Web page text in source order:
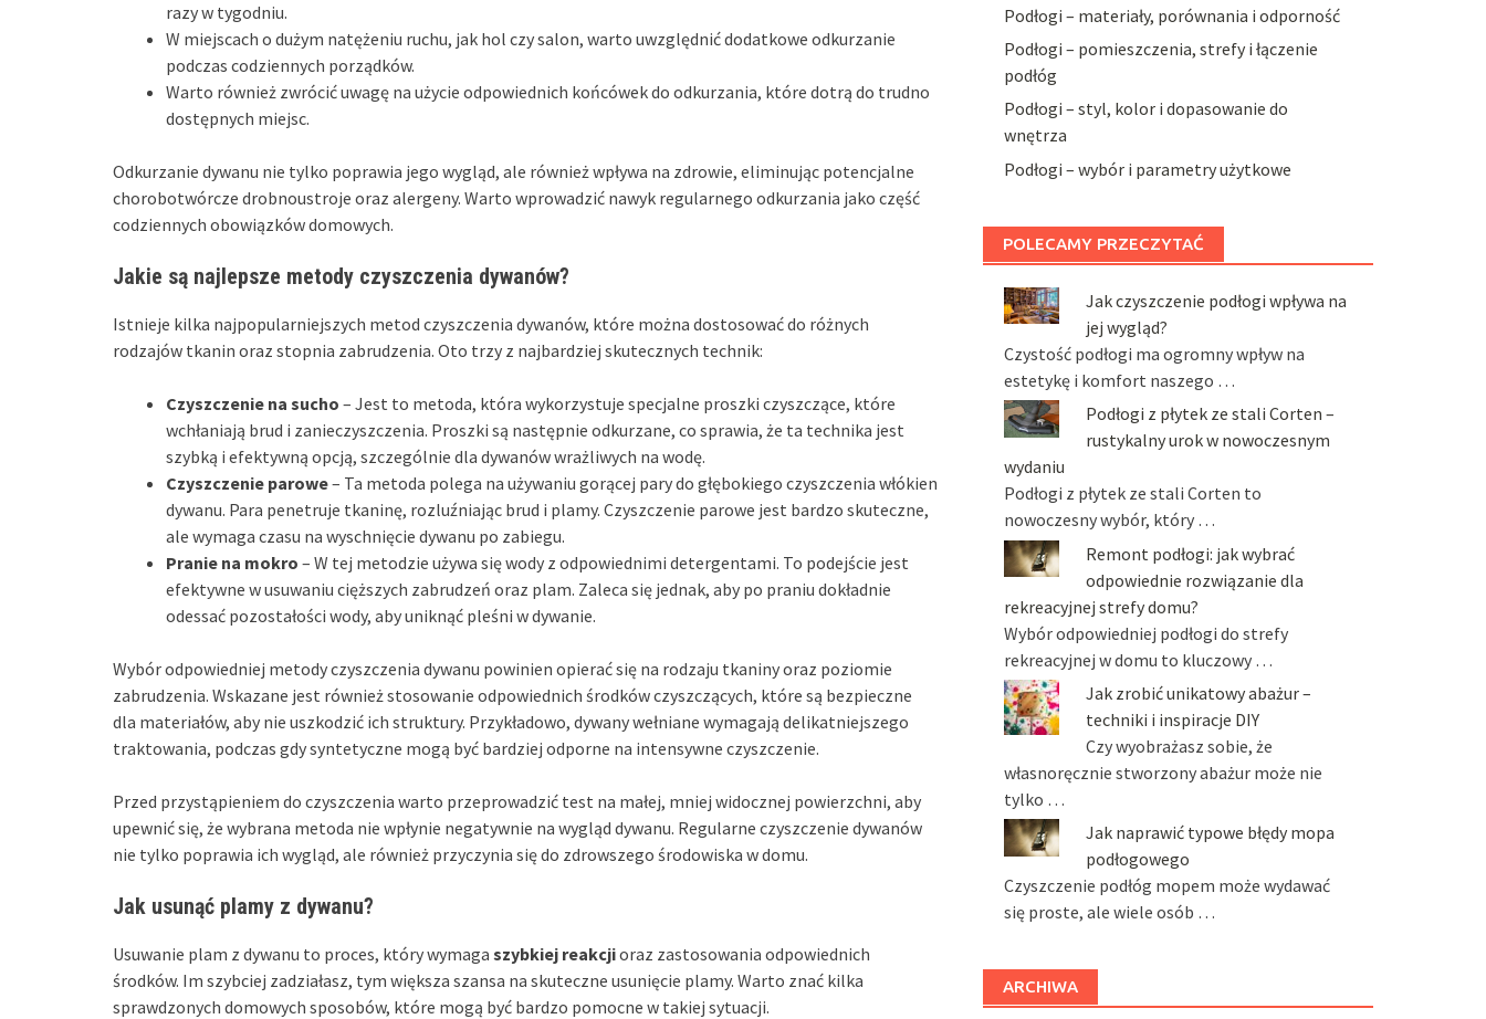
razy w tygodniu.
W miejscach o dużym natężeniu ruchu, jak hol czy salon, warto uwzględnić dodatkowe odkurzanie
podczas codziennych porządków.
Warto również zwrócić uwagę na użycie odpowiednich końcówek do odkurzania, które dotrą do trudno
dostępnych miejsc.
Odkurzanie dywanu nie tylko poprawia jego wygląd, ale również wpływa na zdrowie, eliminując potencjalne
chorobotwórcze drobnoustroje oraz alergeny. Warto wprowadzić nawyk regularnego odkurzania jako część
codziennych obowiązków domowych.
Jakie są najlepsze metody czyszczenia dywanów?
Istnieje kilka najpopularniejszych metod czyszczenia dywanów, które można dostosować do różnych
rodzajów tkanin oraz stopnia zabrudzenia. Oto trzy z najbardziej skutecznych technik:
Czyszczenie na sucho – Jest to metoda, która wykorzystuje specjalne proszki czyszczące, które
wchłaniają brud i zanieczyszczenia. Proszki są następnie odkurzane, co sprawia, że ta technika jest
szybką i efektywną opcją, szczególnie dla dywanów wrażliwych na wodę.
Czyszczenie parowe– Ta metoda polega na używaniu gorącej pary do głębokiego czyszczenia włókien
dywanu. Para penetruje tkaninę, rozluźniając brud i plamy. Czyszczenie parowe jest bardzo skuteczne,
ale wymaga czasu na wyschnięcie dywanu po zabiegu.
Pranie na mokro – W tej metodzie używa się wody z odpowiednimi detergentami. To podejście jest
efektywne w usuwaniu cięższych zabrudzeń oraz plam. Zaleca się jednak, aby po praniu dokładnie
odessać pozostałości wody, aby uniknąć pleśni w dywanie.
Wybór odpowiedniej metody czyszczenia dywanu powinien opierać się na rodzaju tkaniny oraz poziomie
zabrudzenia. Wskazane jest również stosowanie odpowiednich środków czyszczących, które są bezpieczne
dla materiałów, aby nie uszkodzić ich struktury. Przykładowo, dywany wełniane wymagają delikatniejszego
traktowania, podczas gdy syntetyczne mogą być bardziej odporne na intensywne czyszczenie.
Przed przystąpieniem do czyszczenia warto przeprowadzić test na małej, mniej widocznej powierzchni, aby
upewnić się, że wybrana metoda nie wpłynie negatywnie na wygląd dywanu. Regularne czyszczenie dywanów
nie tylko poprawia ich wygląd, ale również przyczynia się do zdrowszego środowiska w domu.
Jak usunąć plamy z dywanu?
Usuwanie plam z dywanu to proces, który wymaga szybkiej reakcjioraz zastosowania odpowiednich
środków. Im szybciej zadziałasz, tym większa szansa na skuteczne usunięcie plamy. Warto znać kilka
sprawdzonych domowych sposobów, które mogą być bardzo pomocne w takiej sytuacji.
Podłogi – materiały, porównania i odporność
Podłogi – pomieszczenia, strefy i łączenie
podłóg
Podłogi – styl, kolor i dopasowanie do
wnętrza
Podłogi – wybór i parametry użytkowe
POLECAMY PRZECZYTAĆ
Jak czyszczenie podłogi wpływa na
jej wygląd?
Czystość podłogi ma ogromny wpływ na
estetykę i komfort naszego …
Podłogi z płytek ze stali Corten –
rustykalny urok w nowoczesnym
wydaniu
Podłogi z płytek ze stali Corten to
nowoczesny wybór, który …
Remont podłogi: jak wybrać
odpowiednie rozwiązanie dla
rekreacyjnej strefy domu?
Wybór odpowiedniej podłogi do strefy
rekreacyjnej w domu to kluczowy …
Jak zrobić unikatowy abażur –
techniki i inspiracje DIY
Czy wyobrażasz sobie, że
własnoręcznie stworzony abażur może nie
tylko …
Jak naprawić typowe błędy mopa
podłogowego
Czyszczenie podłóg mopem może wydawać
się proste, ale wiele osób …
ARCHIWA